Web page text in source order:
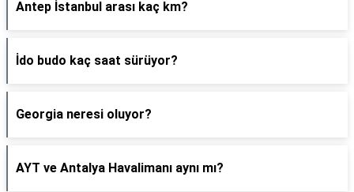
Antep İstanbul arası kaç km?
İdo budo kaç saat sürüyor?
Georgia neresi oluyor?
AYT ve Antalya Havalimanı aynı mı?